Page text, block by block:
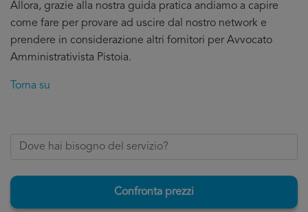
Allora, grazie alla nostra guida pratica andiamo a capire
come fare per provare ad uscire dal nostro network e
prendere in considerazione altri fornitori per Avvocato
Amministrativista Pistoia.
Torna su
Confronta prezzi